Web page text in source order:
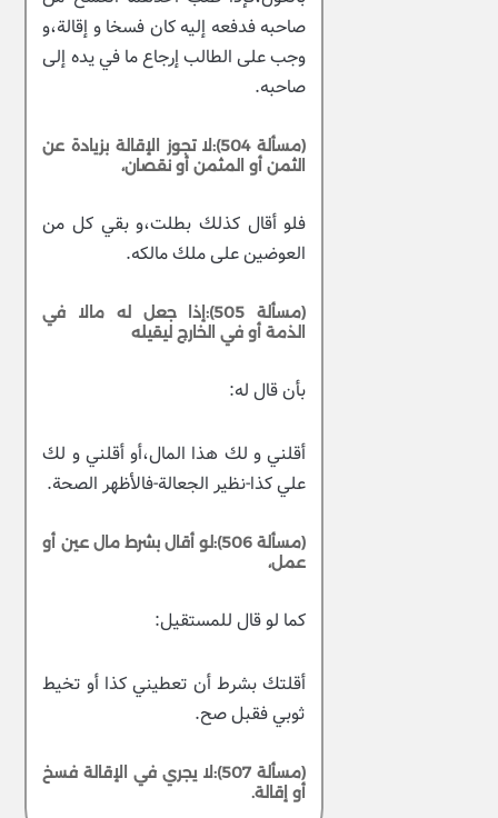
صاحبه فدفعه إليه كان فسخا و إقالة،و
وجب على الطالب إرجاع ما في يده إلى
صاحبه.
(مسألة 504):لا تجوز الإقالة بزيادة عن
الثمن أو المثمن أو نقصان،
فلو أقال كذلك بطلت،و بقي كل من
العوضين على ملك مالكه.
(مسألة 505):إذا جعل له مالا في
الذمة أو في الخارج ليقيله
بأن قال له:
أقلني و لك هذا المال،أو أقلني و لك
علي كذا-نظير الجعالة-فالأظهر الصحة.
(مسألة 506):لو أقال بشرط مال عين أو
عمل،
كما لو قال للمستقيل:
أقلتك بشرط أن تعطيني كذا أو تخيط
ثوبي فقبل صح.
(مسألة 507):لا يجري في الإقالة فسخ
أو إقالة.